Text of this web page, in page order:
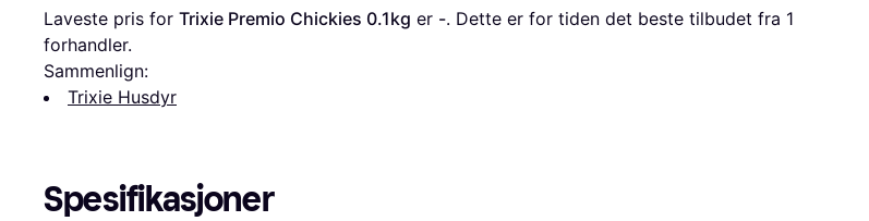
Laveste pris for Trixie Premio Chickies 0.1kg er -. Dette er for tiden det beste tilbudet fra 1
forhandler.
Sammenlign:
Trixie Husdyr
Spesifikasjoner